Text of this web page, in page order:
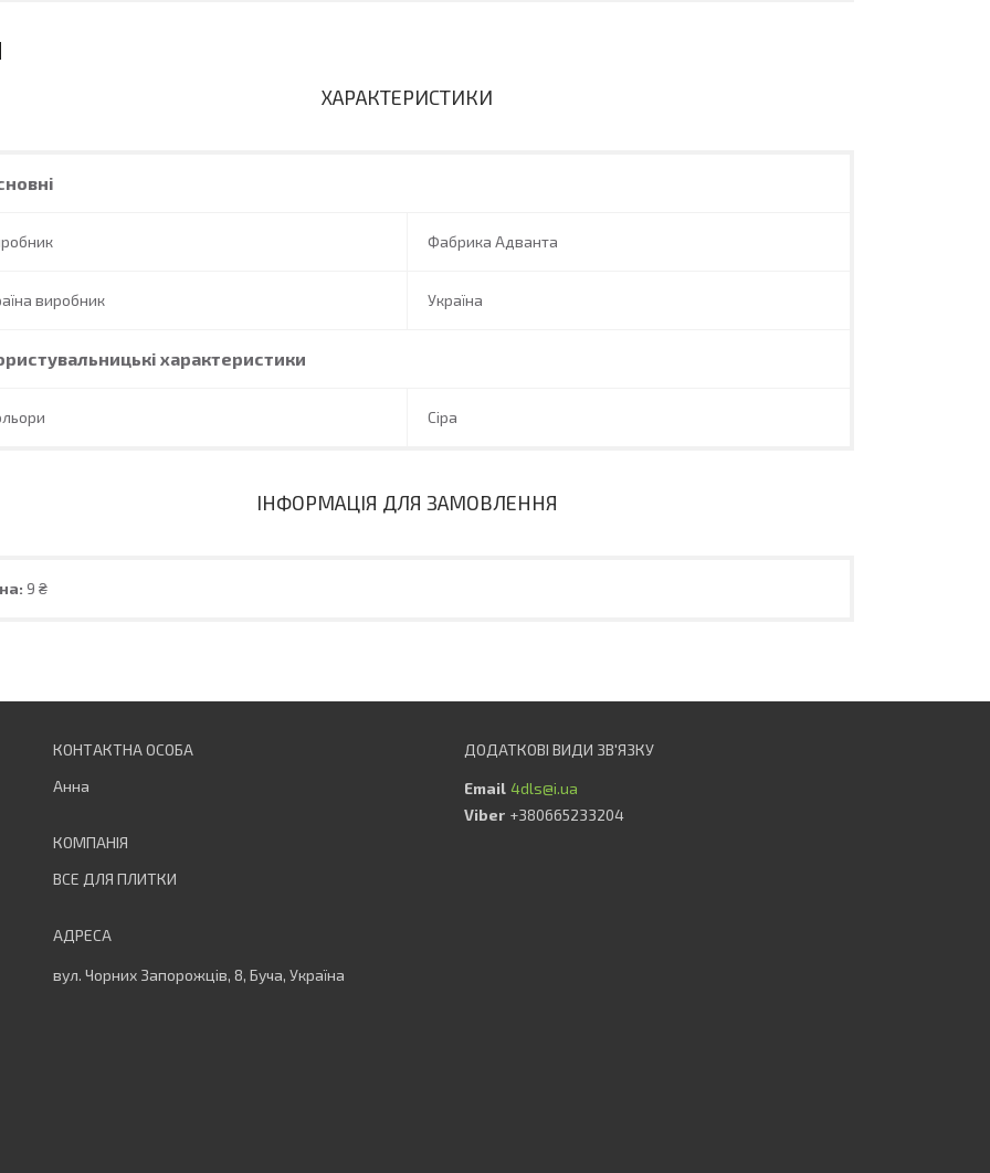
ХАРАКТЕРИСТИКИ
Фабрика Адванта
виробник Україна
характеристики
Сіра
ІНФОРМАЦІЯ ДЛЯ ЗАМОВЛЕННЯ
9 ₴
Анна
ВСЕ ДЛЯ ПЛИТКИ
вул. Чорних Запорожців, 8, Буча, Україна
4dls@i.ua
+380665233204